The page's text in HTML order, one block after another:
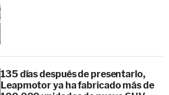
135 días después de presentarlo,
Leapmotor ya ha fabricado más de